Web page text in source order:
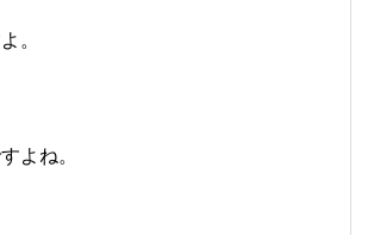
。
よね。